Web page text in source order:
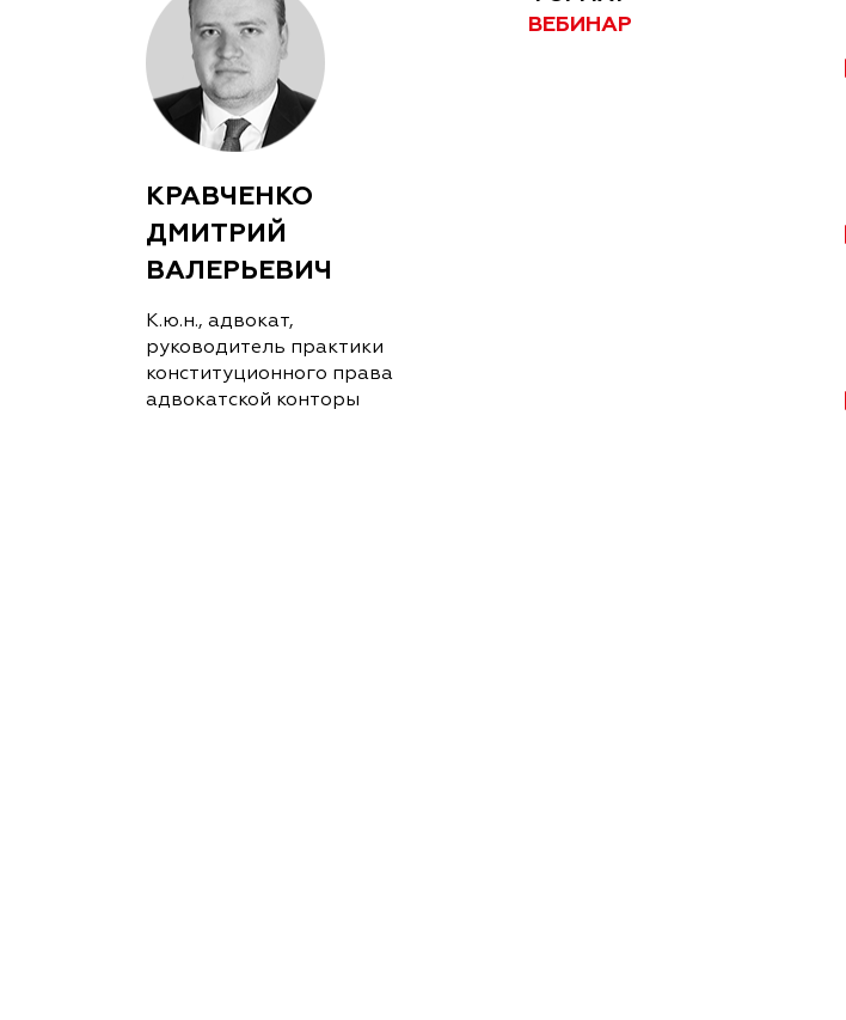
КРАВЧЕНКО
ДМИТРИЙ
ВАЛЕРЬЕВИЧ
К.ю.н., адвокат,
руководитель практики
конституционного права
адвокатской конторы
ВЕБИНАР